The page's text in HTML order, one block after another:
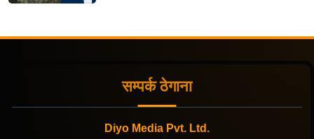
सम्पर्क ठेगाना
Diyo Media Pvt. Ltd.